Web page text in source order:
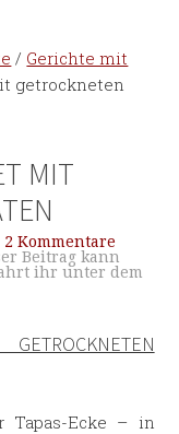
/ Gerichte mit
getrockneten
MIT
2 Kommentare
Beitrag kann
ihr unter dem
Tapas-Ecke – in